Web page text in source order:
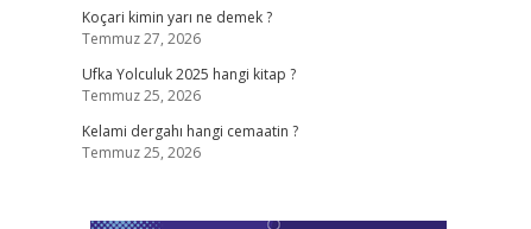
Koçari kimin yarı ne demek ?
Temmuz 27, 2026
Ufka Yolculuk 2025 hangi kitap ?
Temmuz 25, 2026
Kelami dergahı hangi cemaatin ?
Temmuz 25, 2026